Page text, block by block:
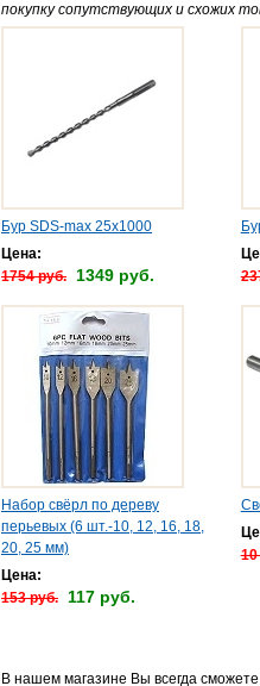
покупку сопутствующих и схожих
Бур SDS-max 25х1000
Цена:
1754 руб.
1349 руб.
Набор свёрл по дереву
перьевых (6 шт.-10, 12, 16, 18,
20, 25 мм)
Цена:
153 руб.
117 руб.
10
В нашем магазине Вы всегда